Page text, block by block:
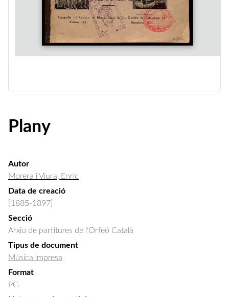
Plany
Autor
Morera i Viura, Enric
Data de creació
[1885-1897]
Secció
Arxiu de partitures de l'Orfeó Català
Tipus de document
Música impresa
Format
PG